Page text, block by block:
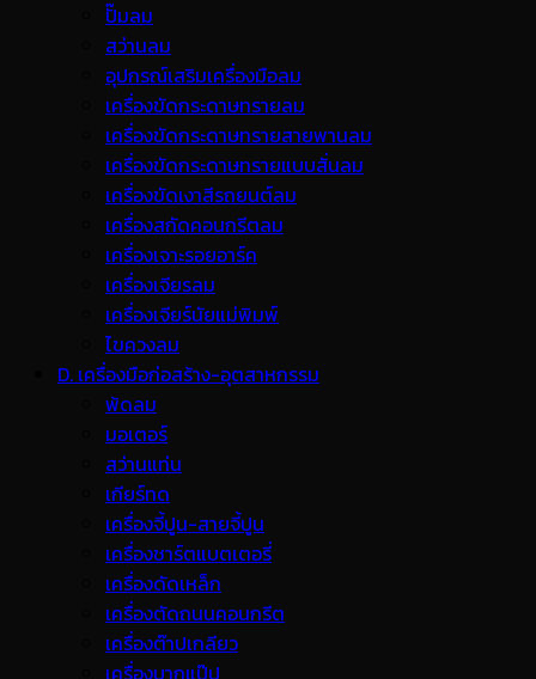
ปั๊มลม
สว่านลม
อุปกรณ์เสริมเครื่องมือลม
เครื่องขัดกระดาษทรายลม
เครื่องขัดกระดาษทรายสายพานลม
เครื่องขัดกระดาษทรายแบบสั่นลม
เครื่องขัดเงาสีรถยนต์ลม
เครื่องสกัดคอนกรีตลม
เครื่องเจาะรอยอาร์ค
เครื่องเจียรลม
เครื่องเจียร์นัยแม่พิมพ์
ไขควงลม
D. เครื่องมือก่อสร้าง-อุตสาหกรรม
พ้ดลม
มอเตอร์
สว่านแท่น
เกียร์ทด
เครื่องจี้ปูน-สายจี้ปูน
เครื่องชาร์ตแบตเตอรี่
เครื่องดัดเหล็ก
เครื่องตัดถนนคอนกรีต
เครื่องต๊าปเกลียว
เครื่องบากแป๊ป